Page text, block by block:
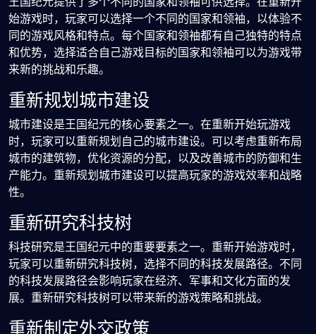
始游戏时，玩家可以选择一个不同的国家和领袖，以体验不
同的游戏风格和特点。每个国家和领袖都有自己独特的特点
和优势，选择适合自己游戏目标的国家和领袖可以为游戏带
来新的挑战和乐趣。
重新规划城市建设
城市建设是王国纪元的核心要素之一。在重新开始玩游戏
时，玩家可以重新规划自己的城市建设。可以考虑重新布局
城市的建筑物，优化资源的分配，以及改善城市的防御和生
产能力。重新规划城市建设可以提高玩家的游戏效率和战略
性。
重新研究科技树
科技研究是王国纪元中的重要要素之一。重新开始游戏时，
玩家可以重新研究科技树，选择不同的科技发展路径。不同
的科技发展路径会影响玩家在经济、军事和文化方面的发
展。重新研究科技树可以带来新的游戏策略和挑战。
重新制定外交政策